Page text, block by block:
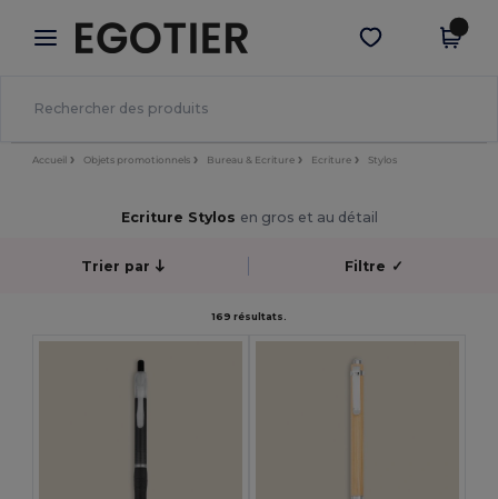
× Appli Egotier
Meilleurs prix sur l’app !
Obtenir l'appli
Accueil Objets promotionnels Bureau & Ecriture Ecriture Stylos
Ecriture Stylos en gros et au détail
Trier par Filtre ✓
169 résultats.